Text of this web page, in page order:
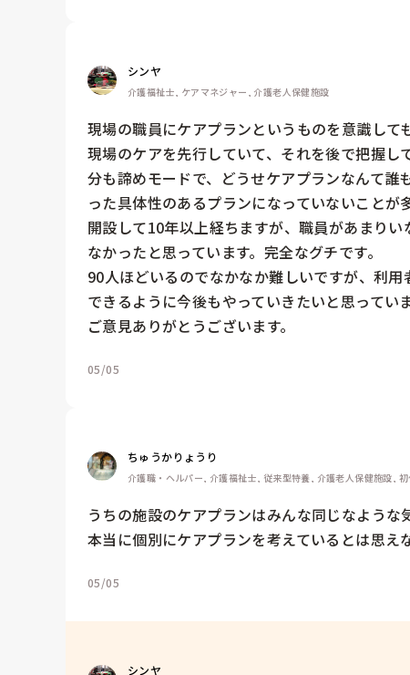
シンヤ
介護福祉士, ケアマネジャー, 介護老人保健施設
現場の職員にケアプランというものを意識して
現場のケアを先行していて、それを後で把握し
分も諦めモードで、どうせケアプランなんて誰
った具体性のあるプランになっていないことが
開設して10年以上経ちますが、職員があまり
なかったと思っています。完全なグチです。
90人ほどいるのでなかなか難しいですが、利
できるように今後もやっていきたいと思っていま
ご意見ありがとうございます。
05/05
ちゅうかりょうり
介護職・ヘルパー, 介護福祉士, 従来型特養, 介護老人保健施設,
うちの施設のケアプランはみんな同じなような
本当に個別にケアプランを考えているとは思え
05/05
シンヤ